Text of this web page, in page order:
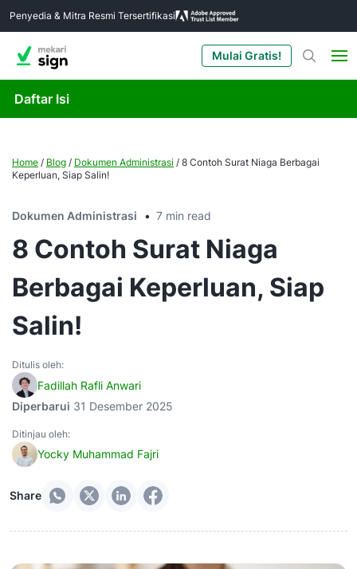
Penyedia & Mitra Resmi Tersertifikasi
Mulai Gratis!
Daftar Isi
Home / Blog / Dokumen Administrasi / 8 Contoh Surat Niaga Berbagai
Keperluan, Siap Salin!
Dokumen Administrasi 7 min read
8 Contoh Surat Niaga
Berbagai Keperluan, Siap
Salin!
Ditulis oleh:
Fadillah Rafli Anwari
Diperbarui 31 Desember 2025
Ditinjau oleh:
Yocky Muhammad Fajri
Share